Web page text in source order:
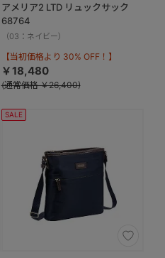
アメリア2 LTD リュックサック
68764
（03：ネイビー）
【当初価格より 30% OFF！】
￥18,480
(通常価格 ￥26,400)
SALE